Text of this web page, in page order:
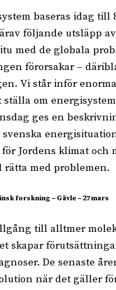
baseras idag till
följande utsläpp
med de globala
förorsakar –
Vi står inför
om
ges en
Jordens klimat och
med problemen.
forskning – Gävle – 27 mars
till alltmer
skapar
De senaste
när det gäller